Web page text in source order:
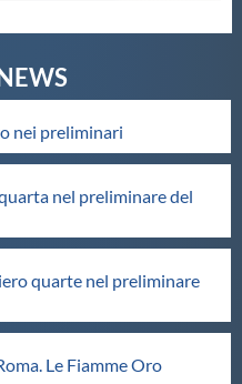
nei preliminari
nel preliminare del
quarte nel preliminare
Le Fiamme Oro